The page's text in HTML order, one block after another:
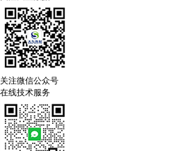
关注微信公众号
在线技术服务